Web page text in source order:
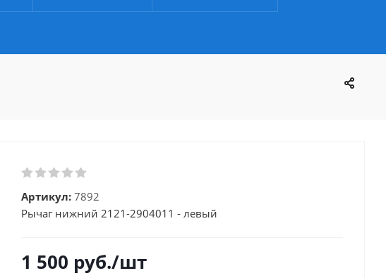
Артикул: 7892
Рычаг нижний 2121-2904011 - левый
1 500 руб./шт